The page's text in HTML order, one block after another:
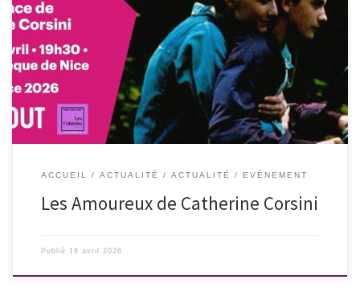
Dans le cadre des 18è Rencontres In&Out – Festival du Film Querr à
Nice, l’association Les Culottées et Les Ouvreurs présentent la version
restaurée du film LES AMOUREUX (France 1994) en présence de sa
réalisatrice Catherine Corsini et de sa productrice Elisabeth Perez.
Rendez-vous le 30 avril 2026 à la […]
ACCUEIL ACTUALITÉ ACTUALITÉ EVÉNEMENT
Les Amoureux de Catherine Corsini
Publié 18 avril 2026